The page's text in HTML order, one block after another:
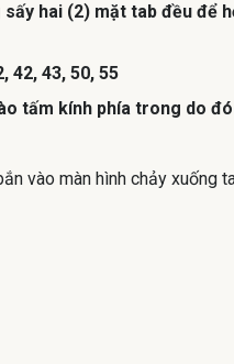
hai (2) mặt tab đều để
42, 43, 50, 55
tấm kính phía trong do
vào màn hình chảy xuống